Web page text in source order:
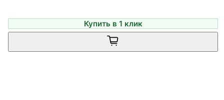
Купить в 1 клик